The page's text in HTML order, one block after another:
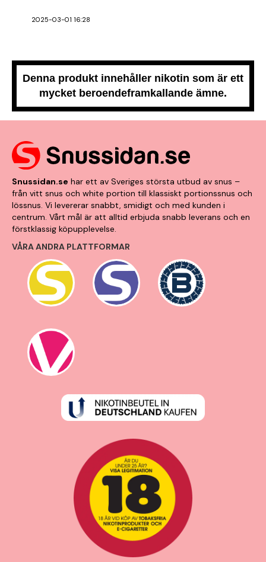
2025-03-01 16:28
Denna produkt innehåller nikotin som är ett
mycket beroendeframkallande ämne.
Snussidan.se har ett av Sveriges största utbud av snus –
från vitt snus och white portion till klassiskt portionssnus och
lössnus. Vi levererar snabbt, smidigt och med kunden i
centrum. Vårt mål är att alltid erbjuda snabb leverans och en
förstklassig köpupplevelse.
VÅRA ANDRA PLATTFORMAR